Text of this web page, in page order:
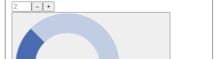
– +